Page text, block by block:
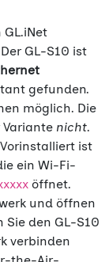
GL.iNet
GL-S10 ist
gefunden.
möglich. Die
nicht.
ist
ein Wi-Fi-
öffnet.
und öffnen
Sie den GL-S10
verbinden